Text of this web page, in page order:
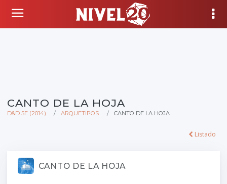
CANTO DE LA HOJA
D&D 5E (2014) ARQUETIPOS CANTO DE LA HOJA
Listado
CANTO DE LA HOJA